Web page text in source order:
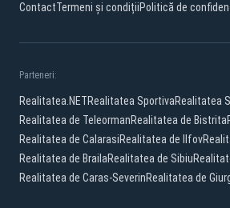
ContactTermeni și condițiiPolitică de
Parteneri:
Realitatea.NETRealitatea SportivaRealitatea
Realitatea de TeleormanRealitatea de Bistrita
Realitatea de CalarasiRealitatea de Ilfov
Realitatea de BrailaRealitatea de Sibiu
Realitatea de Caras-SeverinRealitatea de